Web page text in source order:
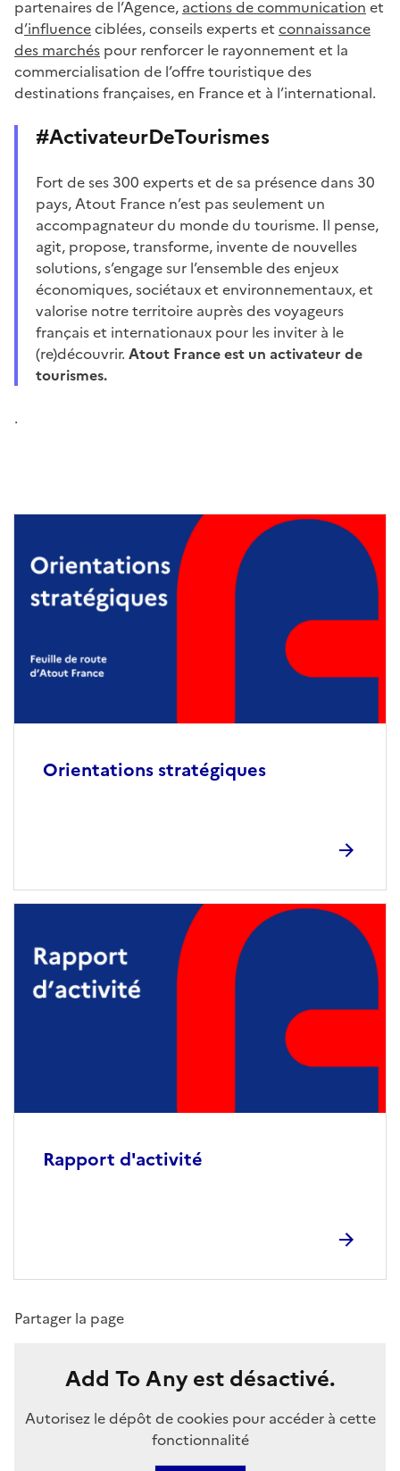
partenaires de l’Agence, actions de communication et
d’influenceciblées, conseils experts et connaissance
des marchés pour renforcer le rayonnement et la
commercialisation de l’offre touristique des
destinations françaises, en France et à l’international.
#ActivateurDeTourismes
Fort de ses 300 experts et de sa présence dans 30
pays, Atout France n’est pas seulement un
accompagnateur du monde du tourisme. Il pense,
agit, propose, transforme, invente de nouvelles
solutions, s’engage sur l’ensemble des enjeux
économiques, sociétaux et environnementaux, et
valorise notre territoire auprès des voyageurs
français et internationaux pour les inviter à le
(re)découvrir. Atout France est un activateur de
tourismes.
.
Orientations stratégiques
Rapport d'activité
Partager la page
Add To Any est désactivé.
Autorisez le dépôt de cookies pour accéder à cette
fonctionnalité